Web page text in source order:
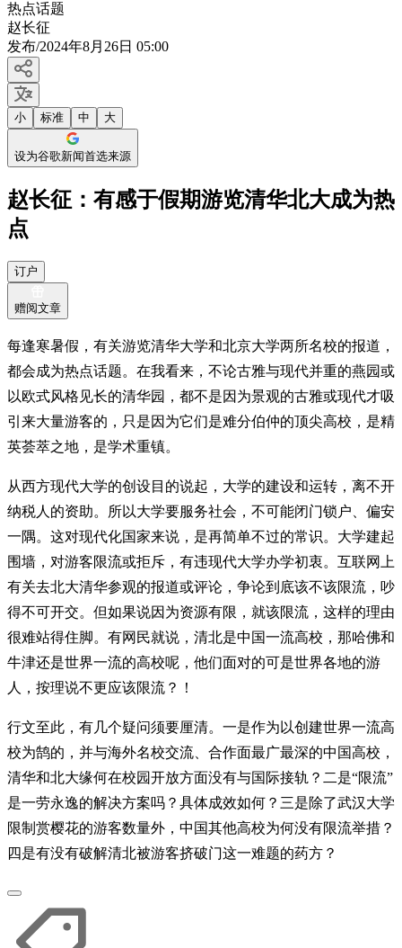
热点话题
赵长征
发布/2024年8月26日 05:00
小 标准 中 大
设为谷歌新闻首选来源
赵长征：有感于假期游览清华北大成为热
点
订户
赠阅文章
每逢寒暑假，有关游览清华大学和北京大学两所名校的报道，
都会成为热点话题。在我看来，不论古雅与现代并重的燕园或
以欧式风格见长的清华园，都不是因为景观的古雅或现代才吸
引来大量游客的，只是因为它们是难分伯仲的顶尖高校，是精
英荟萃之地，是学术重镇。
从西方现代大学的创设目的说起，大学的建设和运转，离不开
纳税人的资助。所以大学要服务社会，不可能闭门锁户、偏安
一隅。这对现代化国家来说，是再简单不过的常识。大学建起
围墙，对游客限流或拒斥，有违现代大学办学初衷。互联网上
有关去北大清华参观的报道或评论，争论到底该不该限流，吵
得不可开交。但如果说因为资源有限，就该限流，这样的理由
很难站得住脚。有网民就说，清北是中国一流高校，那哈佛和
牛津还是世界一流的高校呢，他们面对的可是世界各地的游
人，按理说不更应该限流？！
行文至此，有几个疑问须要厘清。一是作为以创建世界一流高
校为鹄的，并与海外名校交流、合作面最广最深的中国高校，
清华和北大缘何在校园开放方面没有与国际接轨？二是“限流”
是一劳永逸的解决方案吗？具体成效如何？三是除了武汉大学
限制赏樱花的游客数量外，中国其他高校为何没有限流举措？
四是有没有破解清北被游客挤破门这一难题的药方？